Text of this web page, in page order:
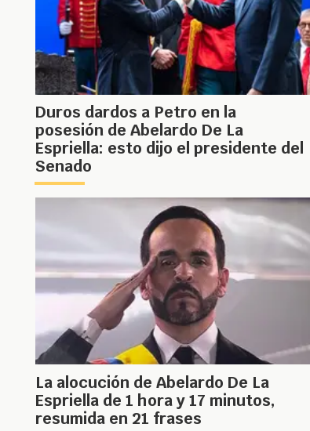
Duros dardos a Petro en la
posesión de Abelardo De La
Espriella: esto dijo el presidente del
Senado
La alocución de Abelardo De La
Espriella de 1 hora y 17 minutos,
resumida en 21 frases